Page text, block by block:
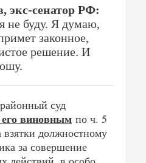
экс-сенатор РФ:
не буду. Я думаю,
законное,
решение. И
суд
виновным по ч. 5
должностному
за совершение